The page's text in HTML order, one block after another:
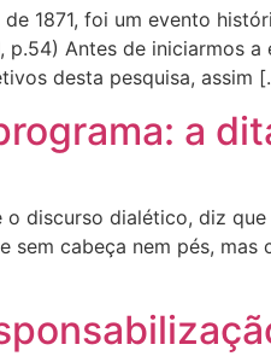
1871, foi um evento
p.54) Antes de
desta pesquisa, assim
a
discurso dialético, diz
sem cabeça nem pés,